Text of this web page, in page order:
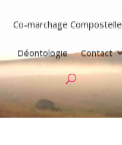
Co-marchage Compostelle
Déontologie Contact